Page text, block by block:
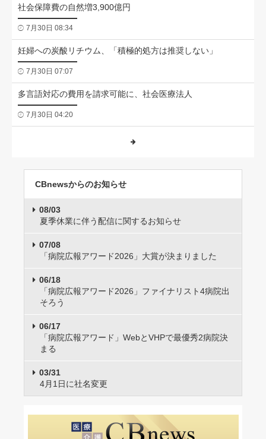
社会保障費の自然増3,900億円
7月30日 08:34
妊婦への炭酸リチウム、「積極的処方は推奨しない」
7月30日 07:07
多言語対応の費用を請求可能に、社会医療法人
7月30日 04:20
CBnewsからのお知らせ
08/03
夏季休業に伴う配信に関するお知らせ
07/08
「病院広報アワード2026」大賞が決まりました
06/18
「病院広報アワード2026」ファイナリスト4病院出
そろう
06/17
「病院広報アワード」WebとVHPで最優秀2病院決
まる
03/31
4月1日に社名変更